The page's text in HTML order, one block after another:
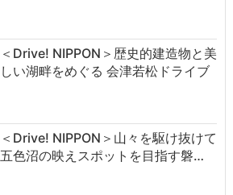
＜Drive! NIPPON＞歴史的建造物と美
しい湖畔をめぐる 会津若松ドライブ
＜Drive! NIPPON＞山々を駆け抜けて
五色沼の映えスポットを目指す磐…